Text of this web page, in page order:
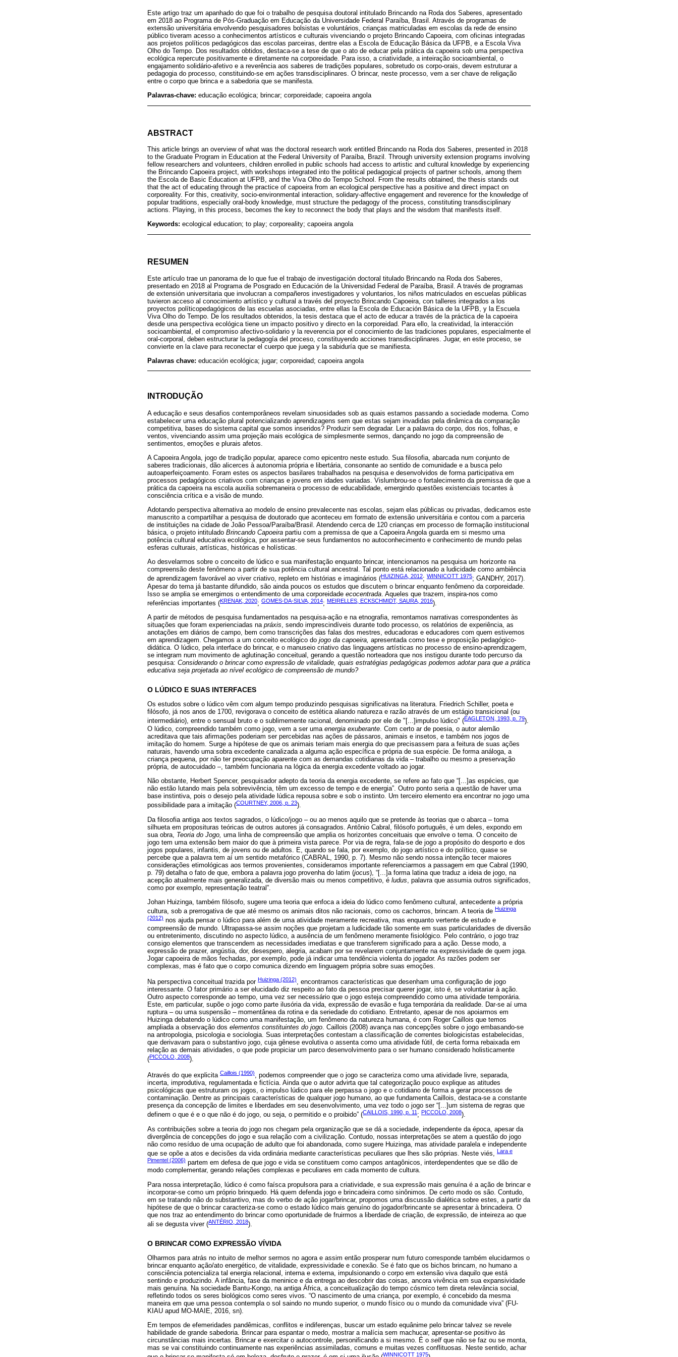
Este artigo traz um apanhado do que foi o trabalho de pesquisa doutoral intitulado Brincando na Roda dos Saberes, apresentado
em 2018 ao Programa de Pós-Graduação em Educação da Universidade Federal Paraíba, Brasil. Através de programas de
extensão universitária envolvendo pesquisadores bolsistas e voluntários, crianças matriculadas em escolas da rede de ensino
público tiveram acesso a conhecimentos artísticos e culturais vivenciando o projeto Brincando Capoeira, com oficinas integradas
aos projetos políticos pedagógicos das escolas parceiras, dentre elas a Escola de Educação Básica da UFPB, e a Escola Viva
Olho do Tempo. Dos resultados obtidos, destaca-se a tese de que o ato de educar pela prática da capoeira sob uma perspectiva
ecológica repercute positivamente e diretamente na corporeidade. Para isso, a criatividade, a inteiração socioambiental, o
engajamento solidário-afetivo e a reverência aos saberes de tradições populares, sobretudo os corpo-orais, devem estruturar a
pedagogia do processo, constituindo-se em ações transdisciplinares. O brincar, neste processo, vem a ser chave de religação
entre o corpo que brinca e a sabedoria que se manifesta.
Palavras-chave: educação ecológica; brincar; corporeidade; capoeira angola
ABSTRACT
This article brings an overview of what was the doctoral research work entitled Brincando na Roda dos Saberes, presented in 2018
to the Graduate Program in Education at the Federal University of Paraíba, Brazil. Through university extension programs involving
fellow researchers and volunteers, children enrolled in public schools had access to artistic and cultural knowledge by experiencing
the Brincando Capoeira project, with workshops integrated into the political pedagogical projects of partner schools, among them
the Escola de Basic Education at UFPB, and the Viva Olho do Tempo School. From the results obtained, the thesis stands out
that the act of educating through the practice of capoeira from an ecological perspective has a positive and direct impact on
corporeality. For this, creativity, socio-environmental interaction, solidary-affective engagement and reverence for the knowledge of
popular traditions, especially oral-body knowledge, must structure the pedagogy of the process, constituting transdisciplinary
actions. Playing, in this process, becomes the key to reconnect the body that plays and the wisdom that manifests itself.
Keywords: ecological education; to play; corporeality; capoeira angola
RESUMEN
Este artículo trae un panorama de lo que fue el trabajo de investigación doctoral titulado Brincando na Roda dos Saberes,
presentado en 2018 al Programa de Posgrado en Educación de la Universidad Federal de Paraíba, Brasil. A través de programas
de extensión universitaria que involucran a compañeros investigadores y voluntarios, los niños matriculados en escuelas públicas
tuvieron acceso al conocimiento artístico y cultural a través del proyecto Brincando Capoeira, con talleres integrados a los
proyectos políticopedagógicos de las escuelas asociadas, entre ellas la Escola de Educación Básica de la UFPB, y la Escuela
Viva Olho do Tempo. De los resultados obtenidos, la tesis destaca que el acto de educar a través de la práctica de la capoeira
desde una perspectiva ecológica tiene un impacto positivo y directo en la corporeidad. Para ello, la creatividad, la interacción
socioambiental, el compromiso afectivo-solidario y la reverencia por el conocimiento de las tradiciones populares, especialmente el
oral-corporal, deben estructurar la pedagogía del proceso, constituyendo acciones transdisciplinares. Jugar, en este proceso, se
convierte en la clave para reconectar el cuerpo que juega y la sabiduría que se manifiesta.
Palavras chave: educación ecológica; jugar; corporeidad; capoeira angola
INTRODUÇÃO
A educação e seus desafios contemporâneos revelam sinuosidades sob as quais estamos passando a sociedade moderna. Como
estabelecer uma educação plural potencializando aprendizagens sem que estas sejam invadidas pela dinâmica da comparação
competitiva, bases do sistema capital que somos inseridos? Produzir sem degradar. Ler a palavra do corpo, dos rios, folhas, e
ventos, vivenciando assim uma projeção mais ecológica de simplesmente sermos, dançando no jogo da compreensão de
sentimentos, emoções e plurais afetos.
A Capoeira Angola, jogo de tradição popular, aparece como epicentro neste estudo. Sua filosofia, abarcada num conjunto de
saberes tradicionais, dão alicerces à autonomia própria e libertária, consonante ao sentido de comunidade e a busca pelo
autoaperfeiçoamento. Foram estes os aspectos basilares trabalhados na pesquisa e desenvolvidos de forma participativa em
processos pedagógicos criativos com crianças e jovens em idades variadas. Vislumbrou-se o fortalecimento da premissa de que a
prática da capoeira na escola auxilia sobremaneira o processo de educabilidade, emergindo questões existenciais tocantes à
consciência crítica e a visão de mundo.
Adotando perspectiva alternativa ao modelo de ensino prevalecente nas escolas, sejam elas públicas ou privadas, dedicamos este
manuscrito a compartilhar a pesquisa de doutorado que aconteceu em formato de extensão universitária e contou com a parceria
de instituições na cidade de João Pessoa/Paraíba/Brasil. Atendendo cerca de 120 crianças em processo de formação institucional
básica, o projeto intitulado Brincando Capoeira partiu com a premissa de que a Capoeira Angola guarda em si mesmo uma
potência cultural educativa ecológica, por assentar-se seus fundamentos no autoconhecimento e conhecimento de mundo pelas
esferas culturais, artísticas, históricas e holísticas.
Ao desvelarmos sobre o conceito de lúdico e sua manifestação enquanto brincar, intencionamos na pesquisa um horizonte na
compreensão deste fenômeno a partir de sua potência cultural ancestral. Tal ponto está relacionado a ludicidade como ambiência
de aprendizagem favorável ao viver criativo, repleto em histórias e imaginários (HUIZINGA, 2012; WINNICOTT 1975; GANDHY, 2017).
Apesar do tema já bastante difundido, são ainda poucos os estudos que discutem o brincar enquanto fenômeno da corporeidade.
Isso se amplia se emergimos o entendimento de uma corporeidade ecocentrada . Aqueles que trazem, inspira-nos como
referências importantes (KRENAK, 2020; GOMES-DA-SILVA, 2014; MEIRELLES, ECKSCHMIDT, SAURA, 2016).
A partir de métodos de pesquisa fundamentados na pesquisa-ação e na etnografia, remontamos narrativas correspondentes às
situações que foram experienciadas na práxis, sendo imprescindíveis durante todo processo, os relatórios de experiência, as
anotações em diários de campo, bem como transcrições das falas dos mestres, educadoras e educadores com quem estivemos
em aprendizagem. Chegamos a um conceito ecológico do jogo da capoeira, apresentada como tese e proposição pedagógico-
didática. O lúdico, pela interface do brincar, e o manuseio criativo das linguagens artísticas no processo de ensino-aprendizagem,
se integram num movimento de aglutinação conceitual, gerando a questão norteadora que nos instigou durante todo percurso da
pesquisa: Considerando o brincar como expressão de vitalidade, quais estratégias pedagógicas podemos adotar para que a prática
educativa seja projetada ao nível ecológico de compreensão de mundo?
O LÚDICO E SUAS INTERFACES
Os estudos sobre o lúdico vêm com algum tempo produzindo pesquisas significativas na literatura. Friedrich Schiller, poeta e
filósofo, já nos anos de 1700, revigorava o conceito de estética aliando natureza e razão através de um estágio transicional (ou
intermediário), entre o sensual bruto e o sublimemente racional, denominado por ele de "[...]impulso lúdico" (EAGLETON, 1993, p. 79).
O lúdico, compreendido também como jogo, vem a ser uma energia exuberante . Com certo ar de poesia, o autor alemão
acreditava que tais afirmações poderiam ser percebidas nas ações de pássaros, animais e insetos, e também nos jogos de
imitação do homem. Surge a hipótese de que os animais teriam mais energia do que precisassem para a feitura de suas ações
naturais, havendo uma sobra excedente canalizada a alguma ação específica e própria de sua espécie. De forma análoga, a
criança pequena, por não ter preocupação aparente com as demandas cotidianas da vida – trabalho ou mesmo a preservação
própria, de autocuidado –, também funcionaria na lógica da energia excedente voltado ao jogar.
Não obstante, Herbert Spencer, pesquisador adepto da teoria da energia excedente, se refere ao fato que “[...]as espécies, que
não estão lutando mais pela sobrevivência, têm um excesso de tempo e de energia”. Outro ponto seria a questão de haver uma
base instintiva, pois o desejo pela atividade lúdica repousa sobre e sob o instinto. Um terceiro elemento era encontrar no jogo uma
possibilidade para a imitação (COURTNEY, 2006, p. 23).
Da filosofia antiga aos textos sagrados, o lúdico/jogo – ou ao menos aquilo que se pretende às teorias que o abarca – toma
silhueta em proposituras teóricas de outros autores já consagrados. Antônio Cabral, filósofo português, é um deles, expondo em
sua obra, Teoria do Jogo, uma linha de compreensão que amplia os horizontes conceituais que envolve o tema. O conceito de
jogo tem uma extensão bem maior do que à primeira vista parece. Por via de regra, fala-se de jogo a propósito do desporto e dos
jogos populares, infantis, de jovens ou de adultos. E, quando se fala, por exemplo, do jogo artístico e do político, quase se
percebe que a palavra tem aí um sentido metafórico (CABRAL, 1990, p. 7). Mesmo não sendo nossa intenção tecer maiores
considerações etimológicas aos termos provenientes, consideramos importante referenciarmos a passagem em que Cabral (1990,
p. 79) detalha o fato de que, embora a palavra jogo provenha do latim (jocus), “[...]a forma latina que traduz a ideia de jogo, na
acepção atualmente mais generalizada, de diversão mais ou menos competitivo, é ludus , palavra que assumia outros significados,
como por exemplo, representação teatral”.
Johan Huizinga, também filósofo, sugere uma teoria que enfoca a ideia do lúdico como fenômeno cultural, antecedente a própria
cultura, sob a prerrogativa de que até mesmo os animais ditos não racionais, como os cachorros, brincam. A teoria de Huizinga
(2012) nos ajuda pensar o lúdico para além de uma atividade meramente recreativa, mas enquanto vertente de estudo e
compreensão de mundo. Ultrapassa-se assim noções que projetam a ludicidade tão somente em suas particularidades de diversão
ou entretenimento, discutindo no aspecto lúdico, a ausência de um fenômeno meramente fisiológico. Pelo contrário, o jogo traz
consigo elementos que transcendem as necessidades imediatas e que transferem significado para a ação. Desse modo, a
expressão de prazer, angústia, dor, desespero, alegria, acabam por se revelarem conjuntamente na expressividade de quem joga.
Jogar capoeira de mãos fechadas, por exemplo, pode já indicar uma tendência violenta do jogador. As razões podem ser
complexas, mas é fato que o corpo comunica dizendo em linguagem própria sobre suas emoções.
Na perspectiva conceitual trazida por Huizinga (2012), encontramos características que desenham uma configuração de jogo
interessante. O fator primário a ser elucidado diz respeito ao fato da pessoa precisar querer jogar, isto é, se voluntariar à ação.
Outro aspecto corresponde ao tempo, uma vez ser necessário que o jogo esteja compreendido como uma atividade temporária.
Este, em particular, supõe o jogo como parte ilusória da vida, expressão de evasão e fuga temporária da realidade. Dar-se aí uma
ruptura – ou uma suspensão – momentânea da rotina e da seriedade do cotidiano. Entretanto, apesar de nos apoiarmos em
Huizinga debatendo o lúdico como uma manifestação, um fenômeno da natureza humana, é com Roger Caillois que temos
ampliada a observação dos elementos constituintes do jogo. Caillois (2008) avança nas concepções sobre o jogo embasando-se
na antropologia, psicologia e sociologia. Suas interpretações contestam a classificação de correntes biologicistas estabelecidas,
que derivavam para o substantivo jogo, cuja gênese evolutiva o assenta como uma atividade fútil, de certa forma rebaixada em
relação as demais atividades, o que pode propiciar um parco desenvolvimento para o ser humano considerado holisticamente
(PICCOLO, 2008).
Através do que explicita Caillois (1990), podemos compreender que o jogo se caracteriza como uma atividade livre, separada,
incerta, improdutiva, regulamentada e fictícia. Ainda que o autor advirta que tal categorização pouco explique as atitudes
psicológicas que estruturam os jogos, o impulso lúdico para ele perpassa o jogo e o cotidiano de forma a gerar processos de
contaminação. Dentre as principais características de qualquer jogo humano, ao que fundamenta Caillois, destaca-se a constante
presença da concepção de limites e liberdades em seu desenvolvimento, uma vez todo o jogo ser “[...]um sistema de regras que
definem o que é e o que não é do jogo, ou seja, o permitido e o proibido” (CAILLOIS, 1990, p. 11 ; PICCOLO, 2008).
As contribuições sobre a teoria do jogo nos chegam pela organização que se dá a sociedade, independente da época, apesar da
divergência de concepções do jogo e sua relação com a civilização. Contudo, nossas interpretações se atem a questão do jogo
não como resíduo de uma ocupação de adulto que foi abandonada, como sugere Huizinga, mas atividade paralela e independente
que se opõe a atos e decisões da vida ordinária mediante características peculiares que lhes são próprias. Neste viés, Lara e
Pimentel (2006) partem em defesa de que jogo e vida se constituem como campos antagônicos, interdependentes que se dão de
modo complementar, gerando relações complexas e peculiares em cada momento de cultura.
Para nossa interpretação, lúdico é como faísca propulsora para a criatividade, e sua expressão mais genuína é a ação de brincar e
incorporar-se como um próprio brinquedo. Há quem defenda jogo e brincadeira como sinônimos. De certo modo os são. Contudo,
em se tratando não do substantivo, mas do verbo de ação jogar/brincar, propomos uma discussão dialética sobre estes, a partir da
hipótese de que o brincar caracteriza-se como o estado lúdico mais genuíno do jogador/brincante se apresentar à brincadeira. O
que nos traz ao entendimento do brincar como oportunidade de fruirmos a liberdade de criação, de expressão, de inteireza ao que
ali se degusta viver (ANTÉRIO, 2018).
O BRINCAR COMO EXPRESSÃO VÍVIDA
Olharmos para atrás no intuito de melhor sermos no agora e assim então prosperar num futuro corresponde também elucidarmos o
brincar enquanto ação/ato energético, de vitalidade, expressividade e conexão. Se é fato que os bichos brincam, no humano a
consciência potencializa tal energia relacional, interna e externa, impulsionando o corpo em extensão viva daquilo que está
sentindo e produzindo. A infância, fase da meninice e da entrega ao descobrir das coisas, ancora vivência em sua expansividade
mais genuína. Na sociedade Bantu-Kongo, na antiga África, a conceitualização do tempo cósmico tem direta relevância social,
refletindo todos os seres biológicos como seres vivos. “O nascimento de uma criança, por exemplo, é concebido da mesma
maneira em que uma pessoa contempla o sol saindo no mundo superior, o mundo físico ou o mundo da comunidade viva” (FU-
KIAU apud MO-MAIE, 2016, sn).
Em tempos de efemeridades pandêmicas, conflitos e indiferenças, buscar um estado equânime pelo brincar talvez se revele
habilidade de grande sabedoria. Brincar para espantar o medo, mostrar a malícia sem machucar, apresentar-se positivo às
circunstâncias mais incertas. Brincar e exercitar o autocontrole, personificando a si mesmo. É o selfque não se faz ou se monta,
mas se vai constituindo continuamente nas experiências assimiladas, comuns e muitas vezes conflituosas. Neste sentido, achar
WINNICOTT 1975